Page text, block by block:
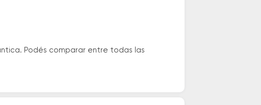
Podés comparar entre todas las